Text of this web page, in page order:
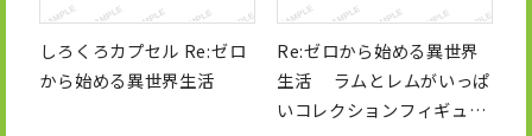
しろくろカプセル Re:ゼロ
から始める異世界生活
Re:ゼロから始める異世界
生活 ラムとレムがいっぱ
いコレクションフィギュア